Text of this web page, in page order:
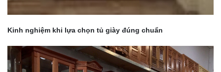
Kinh nghiệm khi lựa chọn tủ giày đúng chuẩn